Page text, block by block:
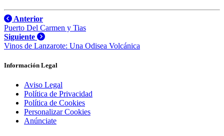
Lanzarote:
como
local
Anterior
Puerto Del Carmen y Tias
Siguiente
Vinos de Lanzarote: Una Odisea Volcánica
Información Legal
Aviso Legal
Política de Privacidad
Política de Cookies
Personalizar Cookies
Anúnciate